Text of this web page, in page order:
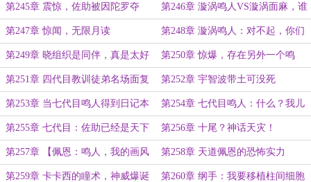
忍
第245章 震惊，佐助被因陀罗夺
舍？
第246章 漩涡鸣人VS漩涡面麻，谁
才是正版？
第247章 惊闻，无限月读 第248章 漩涡鸣人：对不起，你们
不是我的爸爸妈妈
第249章 晓组织是同伴，真是太好
了！！
第250章 惊爆，存在另外一个鸣
人？
第251章 四代目教训徒弟名场面复
现
第252章 宇智波带土可没死
第253章 当七代目鸣人得到日记本 第254章 七代目鸣人：什么？我儿
子成大筒木了？
第255章 七代目：佐助已经是天下
无敌了，这大筒一式是谁的部将？
第256章 十尾？神话天灾！
第257章 【佩恩：鸣人，我的画风
在你之上啊！】
第258章 天道佩恩的恐怖实力
第259章 卡卡西的瞳术，神威爆诞 第260章 纲手：我要移植柱间细胞